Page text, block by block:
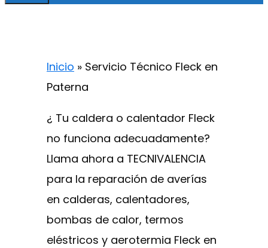
Inicio » Servicio Técnico Fleck en
Paterna
¿ Tu caldera o calentador Fleck
no funciona adecuadamente?
Llama ahora a TECNIVALENCIA
para la reparación de averías
en calderas, calentadores,
bombas de calor, termos
eléstricos y aerotermia Fleck en